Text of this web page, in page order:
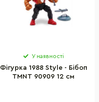
У наявності
Фігурка 1988 Style - Бібоп
TMNT 90909 12 см